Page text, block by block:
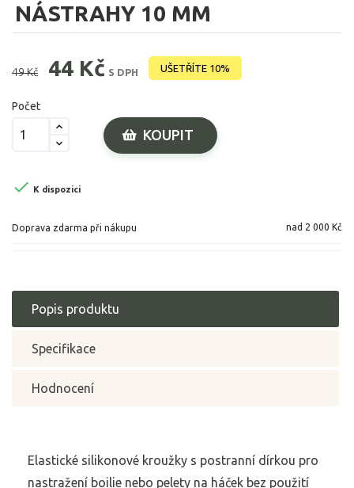
NÁSTRAHY 10 MM
49 Kč 44 Kč S DPH UŠETŘÍTE 10%
Počet
KOUPIT
 K dispozici
Doprava zdarma při nákupu nad 2 000 Kč
Popis produktu
Specifikace
Hodnocení
Elastické silikonové kroužky s postranní dírkou pro
nastražení boilie nebo pelety na háček bez použití